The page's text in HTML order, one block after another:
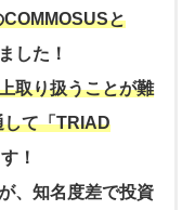
と
した！
取り扱うことが難
して「TRIAD
！
、知名度差で投資